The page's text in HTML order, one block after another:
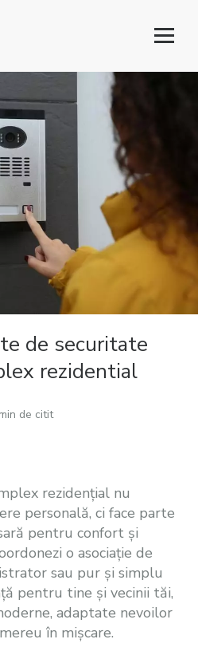
de securitate
rezidential
de citit
rezidențial nu
personală, ci face parte
pentru confort și
o asociație de
sau pur și simplu
pentru tine și vecinii tăi,
adaptate nevoilor
în mișcare.